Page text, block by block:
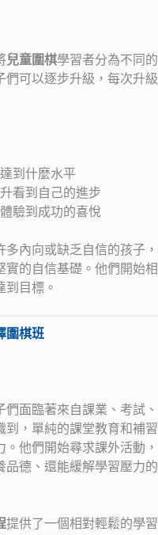
兒童圍棋學習者分為不同的
們可以逐步升級，每次升級
到什麼水平
看到自己的進步
驗到成功的喜悅
內向或缺乏自信的孩子，
實的自信基礎。他們開始相
到目標。
圍棋班
面臨著來自課業、考試、
到，單純的課堂教育和補習
他們開始尋求課外活動，
品德、還能緩解學習壓力的
提供了一個相對輕鬆的學習